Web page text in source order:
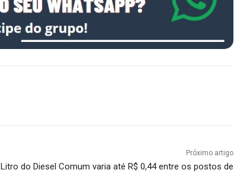
Próximo artigo
Litro do Diesel Comum varia até R$ 0,44 entre os postos de